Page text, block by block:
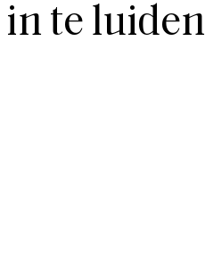
in te luiden